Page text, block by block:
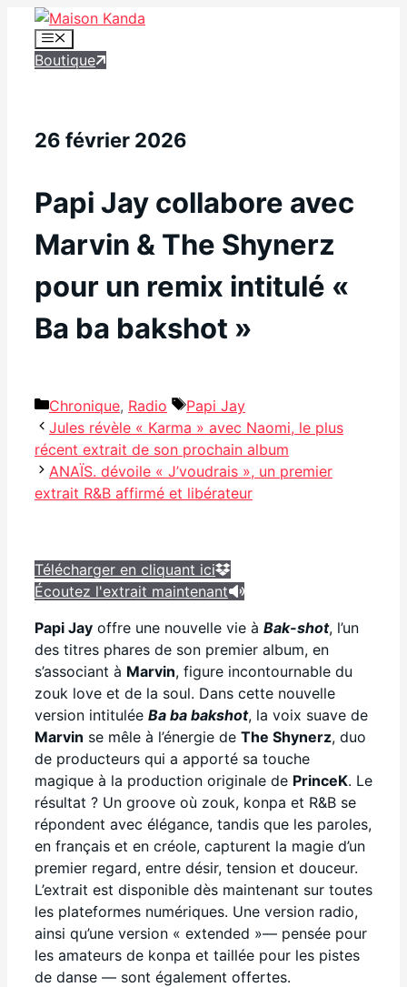
Aller
contenu
Menu
Boutique
26 février 2026
Papi Jay collabore avec
Marvin & The Shynerz
pour un remix intitulé «
Ba ba bakshot »
Catégories
Chronique, Radio Étiquettes
Papi Jay
Jules révèle « Karma » avec Naomi, le plus
récent extrait de son prochain album
ANAÏS. dévoile « J’voudrais », un premier
extrait R&B affirmé et libérateur
Partager
Télécharger en cliquant ici
Écoutez l'extrait maintenant
Papi Jay offre une nouvelle vie à Bak-shot, l’un
des titres phares de son premier album, en
s’associant à Marvin, figure incontournable du
zouk love et de la soul. Dans cette nouvelle
version intitulée Ba ba bakshot, la voix suave de
Marvin se mêle à l’énergie de The Shynerz, duo
de producteurs qui a apporté sa touche
magique à la production originale de PrinceK. Le
résultat ? Un groove où zouk, konpa et R&B se
répondent avec élégance, tandis que les paroles,
en français et en créole, capturent la magie d’un
premier regard, entre désir, tension et douceur.
L’extrait est disponible dès maintenant sur toutes
les plateformes numériques. Une version radio,
ainsi qu’une version « extended »— pensée pour
les amateurs de konpa et taillée pour les pistes
de danse — sont également offertes.